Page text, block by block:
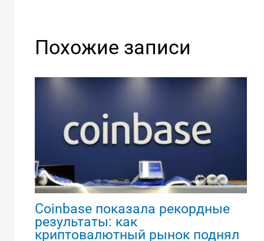
Похожие записи
Coinbase показала рекордные
результаты: как
криптовалютный рынок поднял